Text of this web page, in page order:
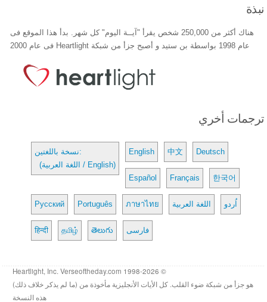
نبذة
هناك أكثر من 250,000 شخص يقرأ "آيــة اليوم" كل شهر. بدأ هذا الموقع فى
عام 1998 بواسطة بن ستيد و أصبح جزأ من شبكة Heartlight فى عام 2000
ترجمات أخري
نسخة باللغتين:
(اللغة العربية / English)
English 中文 Deutsch
Español Français 한국어
Русский Português ภาษาไทย اللغة العربية اُردو
हिन्दी தமிழ் తెలుగు فارسی
© 1998-2026 Heartlight, Inc. Verseoftheday.com
هو جزأ من شبكة ضوء القلب. كل الأيات الأنجليزية مأخوذة من (ما لم يذكر خلاف ذلك)
هذه النسخة